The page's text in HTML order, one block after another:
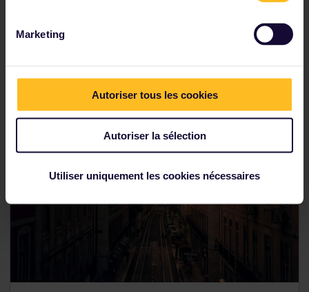
Marketing
Autoriser tous les cookies
Autoriser la sélection
Utiliser uniquement les cookies nécessaires
Découverte des incontournables à